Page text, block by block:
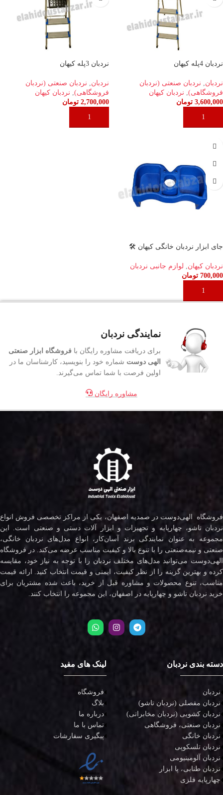
نردبان 4پله کیهان
نردبان, نردبان صنعتی (نردبان
فروشگاهی), نردبان کیهان
3,600,000 تومان
افزودن به سبد خرید
نردبان 3پله کیهان
نردبان, نردبان صنعتی (نردبان
فروشگاهی), نردبان کیهان
2,700,000 تومان
افزودن به سبد خرید
جای ابزار نردبان خانگی کیهان 🛠️
نردبان کیهان, لوازم جانبی نردبان
700,000 تومان
افزودن به سبد خرید
نمایندگی نردبان
برای دریافت مشاوره رایگان با فروشگاه ابزار صنعتی
الهی دوست شماره خود را بنویسید، کارشناسان ما در
اولین فرصت با شما تماس می‌گیرند.
مشاوره رایگان
فروشگاه الهی‌دوست در صمدیه اصفهان، یکی از مراکز تخصصی فروش انواع
نردبان تاشو، چهارپایه و تجهیزات و ابزار آلات دستی و صنعتی است. این
مجموعه به عنوان نمایندگی برند آسان‌کار، انواع مدل‌های نردبان خانگی،
صنعتی و نیمه‌صنعتی را با تنوع بالا و کیفیت مناسب عرضه می‌کند. در فروشگاه
الهی‌دوست می‌توانید مدل‌های مختلف نردبان را با توجه به نیاز خود، مقایسه
کرده و بهترین گزینه را از نظر کیفیت، ایمنی و قیمت انتخاب کنید. ارائه قیمت
مناسب، تنوع محصولات و مشاوره قبل از خرید، باعث شده مشتریان برای
خرید نردبان تاشو و چهارپایه در اصفهان، این مجموعه را انتخاب کنند.
دسته بندی نردبان
نردبان
نردبان مفصلی (نردبان تاشو)
نردبان کشویی (نردبان مخابراتی)
نردبان صنعتی، فروشگاهی
نردبان خانگی
نردبان تلسکوپی
نردبان آلومینیومی
نردبان طنابی، پا ابزار
چهارپایه فلزی
لینک های مفید
فروشگاه
بلاگ
درباره ما
تماس با ما
پیگیری سفارشات